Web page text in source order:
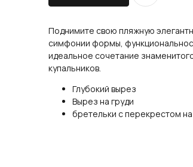
Поднимите свою пляжную
симфонии формы,
идеальное сочетание
купальников.
Глубокий вырез
Вырез на груди
бретельки с перекрестом